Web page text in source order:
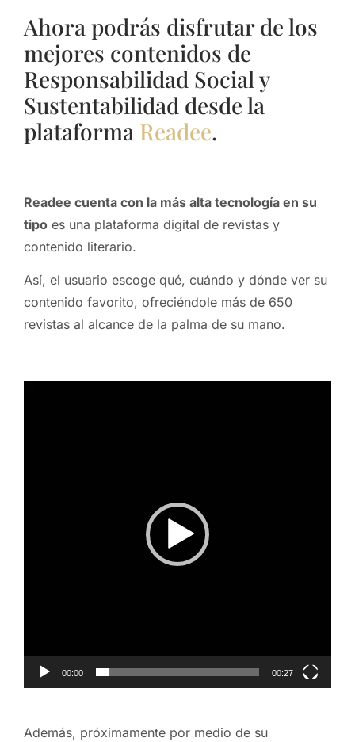
Ahora podrás disfrutar de los
mejores contenidos de
Responsabilidad Social y
Sustentabilidad desde la
plataforma Readee.
Readee cuenta con la más alta tecnología en su
tipo es una plataforma digital de revistas y
contenido literario.
Así, el usuario escoge qué, cuándo y dónde ver su
contenido favorito, ofreciéndole más de 650
revistas al alcance de la palma de su mano.
00:00 00:27
Además, próximamente por medio de su